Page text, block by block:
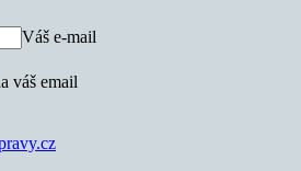
Váš e-mail
váš email